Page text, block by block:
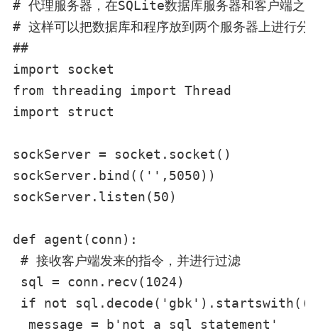
# 代理服务器，在SQLite数据库服务器和客户端之
# 这样可以把数据库和程序放到两个服务器上进行分
##
import socket
from threading import Thread
import struct
sockServer = socket.socket()
sockServer.bind(('',5050))
sockServer.listen(50)
def agent(conn):
# 接收客户端发来的指令，并进行过滤
sql = conn.recv(1024)
if not
  message = b'not a sql statement'